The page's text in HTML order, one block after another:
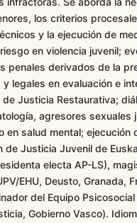
los criterios
y la ejecución de
en violencia juvenil;
penales derivados de la
legales en evaluación e
Justicia Restaurativa;
agresores sexuales
salud mental; ejecución
de Justicia Juvenil de
electa AP-LS),
EHU, Deusto, Granada,
del Equipo
Gobierno Vasco).